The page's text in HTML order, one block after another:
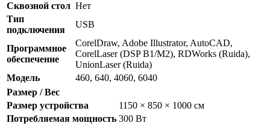
Сквозной стол Нет
Тип
подключения
USB
Программное
обеспечение
CorelDraw, Adobe Illustrator, AutoCAD,
CorelLaser (DSP B1/M2), RDWorks (Ruida),
UnionLaser (Ruida)
Модель
460, 640, 4060, 6040
Размер / Вес
Размер устройства
1150 × 850 × 1000 см
Потребляемая мощность 300 Вт